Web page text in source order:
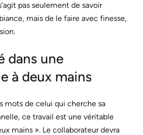
pas seulement de savoir
mais de le faire avec finesse,
dans une
à deux mains
mots de celui qui cherche sa
ce travail est une véritable
mains ». Le collaborateur devra